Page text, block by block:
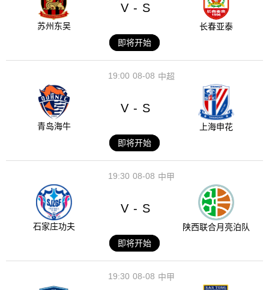
苏州东吴
V - S
长春亚泰
即将开始
08-08
19:00 中超
青岛海牛
V - S
上海申花
即将开始
08-08
19:30 中甲
石家庄功夫
V - S
陕西联合月亮泊队
即将开始
08-08
19:30 中甲